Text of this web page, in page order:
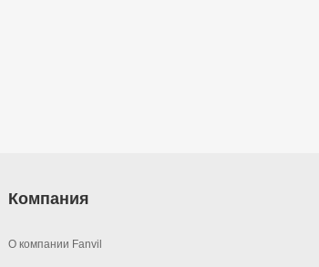
Компания
О компании Fanvil